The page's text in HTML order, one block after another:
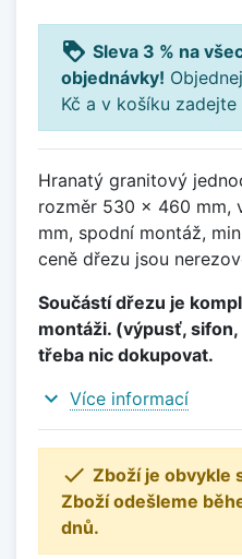
loyalty Sleva 3 % na
objednávky!
Kč a v košíku zadejte
Hranatý granitový
rozměr 530 x 460 mm,
mm, spodní montáž,
ceně dřezu jsou
Součástí dřezu je
montáži. (výpusť,
třeba nic dokupovat.
expand_more Více informací
 Zboží je obvykle
Zboží odešleme
dnů.